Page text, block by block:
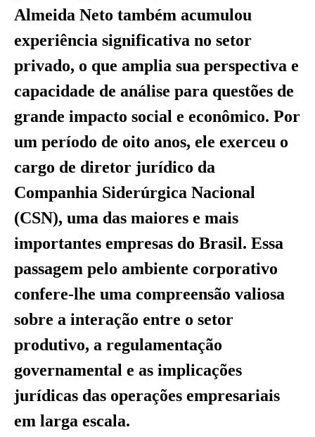
Almeida Neto também acumulou
experiência significativa no setor
privado, o que amplia sua perspectiva e
capacidade de análise para questões de
grande impacto social e econômico. Por
um período de oito anos, ele exerceu o
cargo de diretor jurídico da
Companhia Siderúrgica Nacional
(CSN), uma das maiores e mais
importantes empresas do Brasil. Essa
passagem pelo ambiente corporativo
confere-lhe uma compreensão valiosa
sobre a interação entre o setor
produtivo, a regulamentação
governamental e as implicações
jurídicas das operações empresariais
em larga escala.